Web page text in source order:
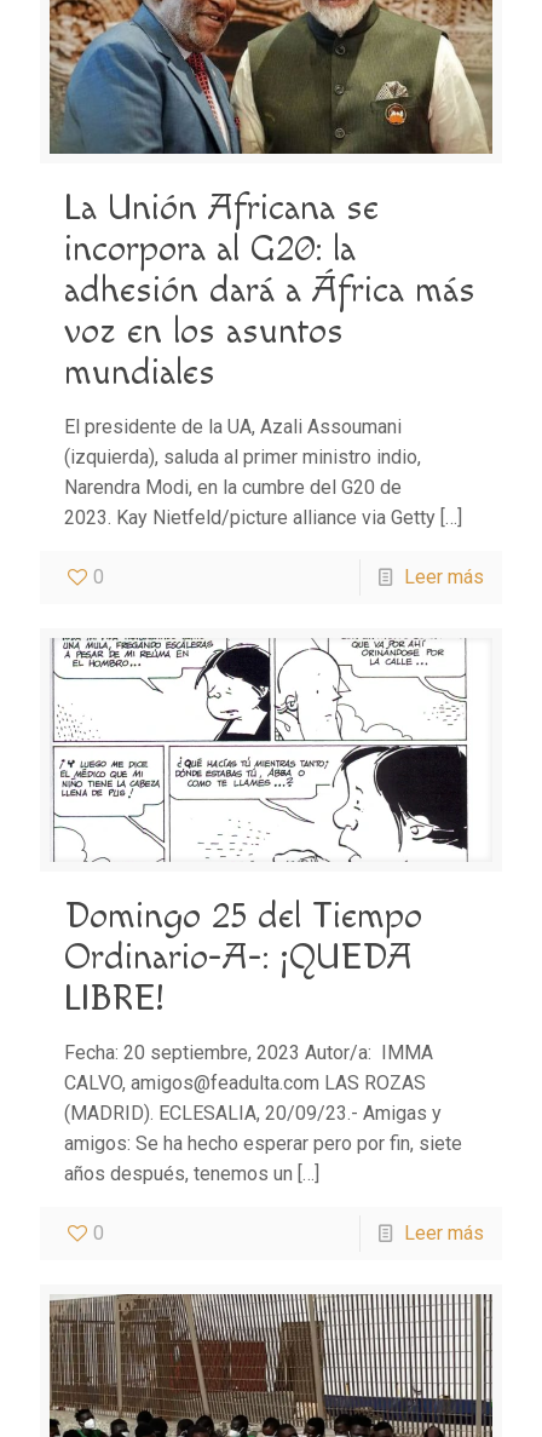
La Unión Africana se
incorpora al G20: la
adhesión dará a África más
voz en los asuntos
mundiales
El presidente de la UA, Azali Assoumani
(izquierda), saluda al primer ministro indio,
Narendra Modi, en la cumbre del G20 de
2023. Kay Nietfeld/picture alliance via Getty […]
0 Leer más
Domingo 25 del Tiempo
Ordinario-A-: ¡QUEDA
LIBRE!
Fecha: 20 septiembre, 2023 Autor/a: IMMA
CALVO, amigos@feadulta.com LAS ROZAS
(MADRID). ECLESALIA, 20/09/23.- Amigas y
amigos: Se ha hecho esperar pero por fin, siete
años después, tenemos un […]
0 Leer más